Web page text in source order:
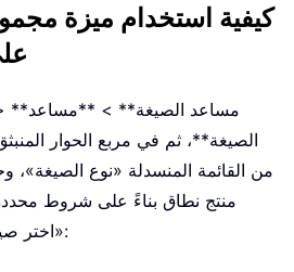
كيفية استخدام ميزة
الصيغة**، ثم في مربع الحوار
منتج نطاق بناءً على شروط
«اختر صيغة». انظر لقطة الشاشة: